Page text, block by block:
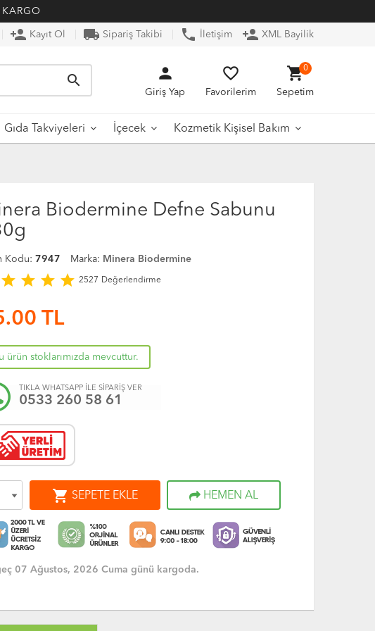
person_add Kayıt Ol local_shipping Sipariş Takibi phone İletişim person_add XML Bayilik
search person
Giriş Yap
favorite_border
Favorilerim
shopping_cart
Sepetim
0
Gıda Takviyeleri İçecek Kozmetik Kişisel Bakım
Biodermine Defne Sabunu
Kodu: 7947 Marka: Minera Biodermine
star star star star 2527 Değerlendirme
TL
ürün stoklarımızda mevcuttur.
TIKLA WHATSAPP İLE SİPARİŞ VER
0533 260 58 61
shopping_cart SEPETE EKLE HEMEN AL
07 Ağustos, 2026 Cuma günü kargoda.